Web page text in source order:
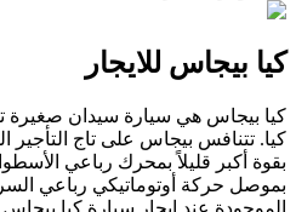
كيا بيجاس للايجار
كيا بيجاس هي سيارة سيدان صغيرة
كيا. تتنافس بيجاس على تاج التأجير
بموصل حركة أوتوماتيكي رباعي
الموجودة عند ايجار سيارة كيا بيجاس